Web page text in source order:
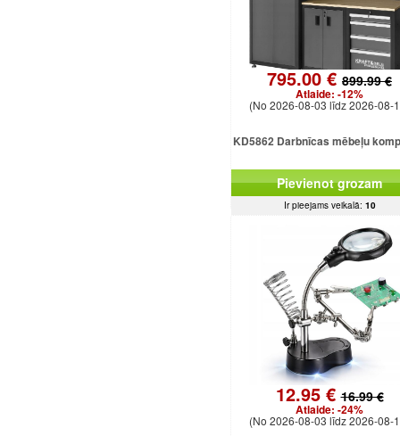
795.00 €899.99 €
Atlaide: -12%
(No 2026-08-03 līdz 2026-08-
KD5862 Darbnīcas mēbeļu
Pievienot grozam
Ir pieejams veikalā: 10
12.95 €16.99 €
Atlaide: -24%
(No 2026-08-03 līdz 2026-08-